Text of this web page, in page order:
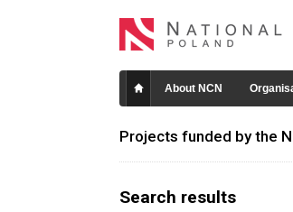
About NCN
Projects funded by the
Search results